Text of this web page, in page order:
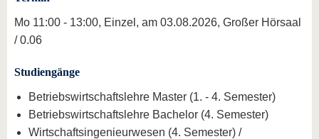
Mo 11:00 - 13:00, Einzel, am 03.08.2026, Großer Hörsaal
/ 0.06
Studiengänge
Betriebswirtschaftslehre Master (1. - 4. Semester)
Betriebswirtschaftslehre Bachelor (4. Semester)
Wirtschaftsingenieurwesen (4. Semester) /